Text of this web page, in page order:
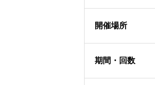
開催場所
期間・回数